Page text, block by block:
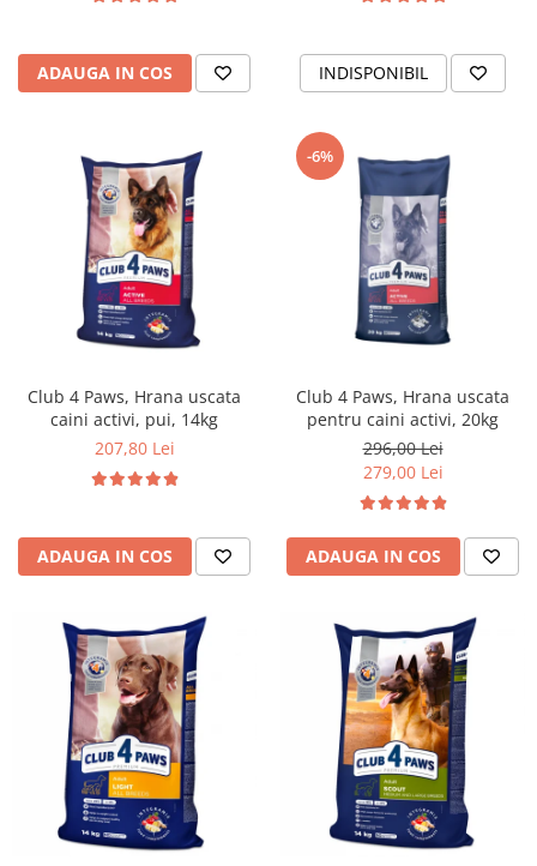
ADAUGA IN COS INDISPONIBIL
Club 4 Paws, Hrana uscata
caini activi, pui, 14kg
207,80 Lei
ADAUGA IN COS
-6%
Club 4 Paws, Hrana uscata
pentru caini activi, 20kg
296,00 Lei
279,00 Lei
ADAUGA IN COS